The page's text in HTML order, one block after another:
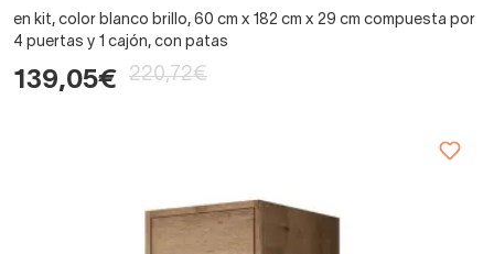
en kit, color blanco brillo, 60 cm x 182 cm x 29 cm compuesta por
4 puertas y 1 cajón, con patas
139,05€ 220,72€